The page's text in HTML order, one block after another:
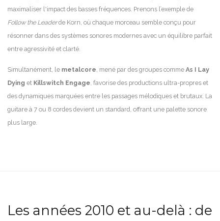
maximaliser l'impact des basses fréquences. Prenons l’exemple de
Follow the Leaderde Korn, où chaque morceau semble conçu pour
résonner dans des systèmes sonores modernes avec un équilibre parfait
entre agressivité et clarté.
Simultanément, le metalcore , mené par des groupes comme As I Lay
Dying et Killswitch Engage , favorise des productions ultra-propres et
des dynamiques marquées entre les passages mélodiques et brutaux. La
guitare à 7 ou 8 cordes devient un standard, offrant une palette sonore
plus large.
Les années 2010 et au-delà : de